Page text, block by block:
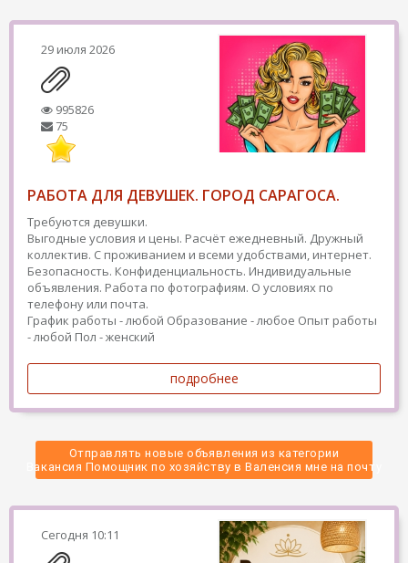
29 июля 2026
995826
75
РАБОТА ДЛЯ ДЕВУШЕК. ГОРОД САРАГОСА.
Требуются девушки.
Выгодные условия и цены. Расчёт ежедневный. Дружный
коллектив. С проживанием и всеми удобствами, интернет.
Безопасность. Конфиденциальность. Индивидуальные
объявления. Работа по фотографиям. О условиях по
телефону или почта.
График работы - любой Образование - любое Опыт работы
- любой Пол - женский
подробнее
Отправлять новые объявления из категории
Вакансия Помощник по хозяйству в Валенсия мне на почту
Сегодня 10:11